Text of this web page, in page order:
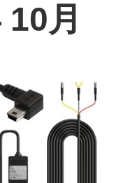
月